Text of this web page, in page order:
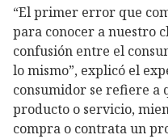
“El primer error que
para conocer a nuestro
confusión entre el
lo mismo”, explicó el
consumidor se refiere a
producto o servicio,
compra o contrata un